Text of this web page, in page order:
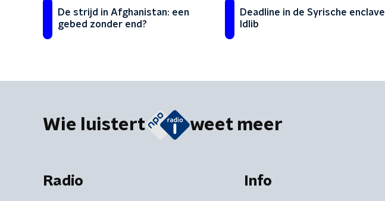
De strijd in Afghanistan: een
gebed zonder end?
Deadline in de Syrische enclave
Idlib
Wie luistert weet meer
Radio Info